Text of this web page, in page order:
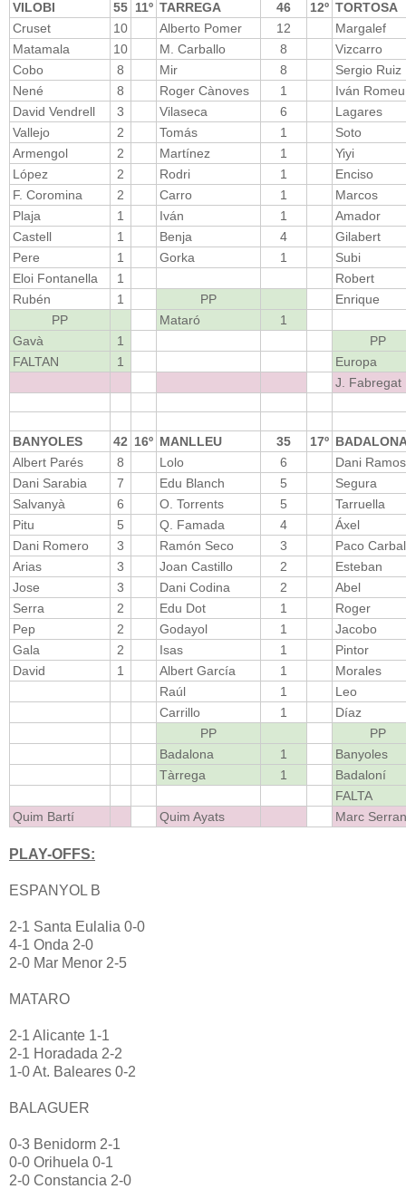
VILOBI 55 11º TARREGA 46 12º TORTOSA
Cruset
10 Alberto Pomer 12
Margalef
Matamala
10 M. Carballo 8
Vizcarro
Cobo
8 Mir 8
Sergio Ruiz
Nené
8 Roger Cànoves 1
Iván Romeu
David Vendrell
3 Vilaseca 6
Lagares
Vallejo
2 Tomás 1
Soto
Armengol
2 Martínez 1
Yiyi
López
2 Rodri 1
Enciso
F. Coromina
2 Carro 1
Marcos
Plaja
1 Iván 1
Amador
Castell
1 Benja 4
Gilabert
Pere
1 Gorka 1
Subi
Eloi Fontanella
1
Robert
Rubén
1 PP
Enrique
PP
Mataró
1
Gavà
1
PP
FALTAN
1
Europa
J. Fabregat
BANYOLES 42 16º MANLLEU 35 17º
Albert Parés
8 Lolo 6
Dani Ramos
Dani Sarabia
7 Edu Blanch 5
Segura
Salvanyà
6 O. Torrents 5
Tarruella
Pitu
5 Q. Famada 4
Áxel
Dani Romero
3 Ramón Seco 3
Paco
Arias
3 Joan Castillo 2
Esteban
Jose
3 Dani Codina 2
Abel
Serra
2 Edu Dot 1
Roger
Pep
2 Godayol 1
Jacobo
Gala
2 Isas 1
Pintor
David
1 Albert García 1
Morales
Raúl
1
Leo
Carrillo
1
Díaz
PP
PP
Badalona
1
Banyoles
Tàrrega
1
Badaloní
FALTA
Quim Bartí
Quim Ayats Marc
PLAY-OFFS:
ESPANYOL B
2-1 Santa Eulalia 0-0
4-1 Onda 2-0
2-0 Mar Menor 2-5
MATARO
2-1 Alicante 1-1
2-1 Horadada 2-2
1-0 At. Baleares 0-2
BALAGUER
0-3 Benidorm 2-1
0-0 Orihuela 0-1
2-0 Constancia 2-0